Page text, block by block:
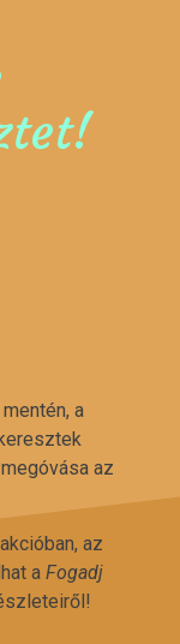
a
az
az
a Fogadj